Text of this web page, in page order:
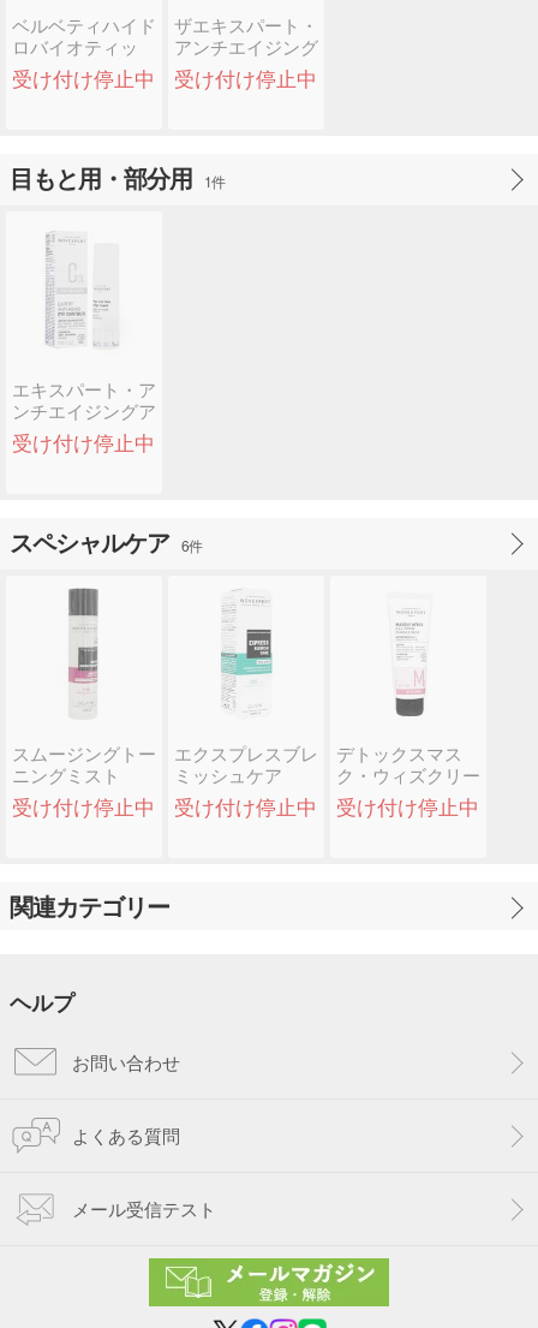
ベルベティハイド
ロバイオティッ
ク・クリーム
(Novexp..
受け付け停止中
ザエキスパート・
アンチエイジング
クリーム
(Novexper..
受け付け停止中
目もと用・部分用 1件
エキスパート・ア
ンチエイジングア
イコントゥア
(Nove..
受け付け停止中
スペシャルケア 6件
スムージングトー
ニングミスト
(Novexpert)
受け付け停止中
エクスプレスブレ
ミッシュケア
(Novexpert)
受け付け停止中
デトックスマス
ク・ウィズクリー
ミーピンククレイ
(No..
受け付け停止中
関連カテゴリー
ヘルプ
お問い合わせ
よくある質問
メール受信テスト